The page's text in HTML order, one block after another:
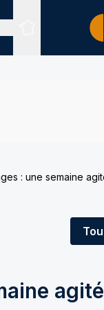
Sites
: une semaine